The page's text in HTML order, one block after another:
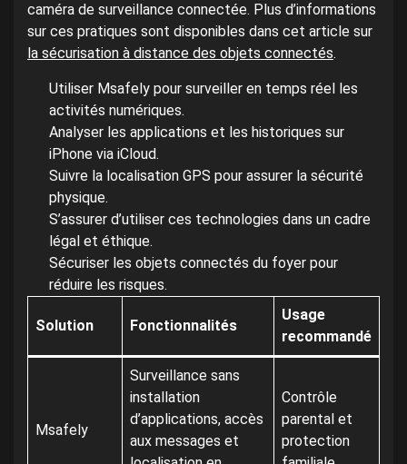
caméra de surveillance connectée. Plus d’informations
sur ces pratiques sont disponibles dans cet article sur
la sécurisation à distance des objets connectés.
Utiliser Msafely pour surveiller en temps réel les
activités numériques.
Analyser les applications et les historiques sur
iPhone via iCloud.
Suivre la localisation GPS pour assurer la sécurité
physique.
S’assurer d’utiliser ces technologies dans un cadre
légal et éthique.
Sécuriser les objets connectés du foyer pour
réduire les risques.
Solution Fonctionnalités
Usage
recommandé
Msafely
Surveillance sans
installation
d’applications, accès
aux messages et
Contrôle
parental et
protection